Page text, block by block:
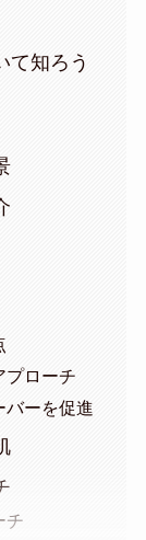
て知ろう
プローチ
バーを促進
チ